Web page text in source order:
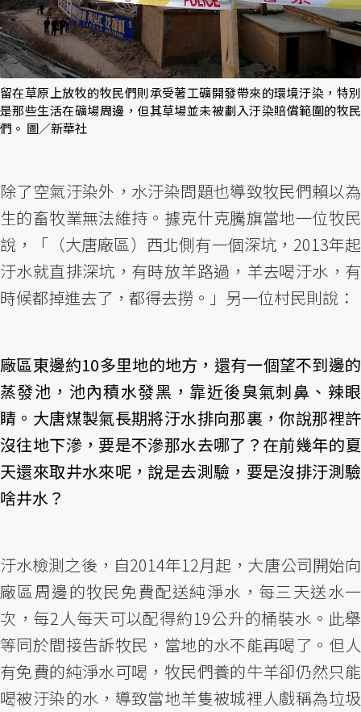
留在草原上放牧的牧民們則承受著工礦開發帶來的環境汙染，特別
是那些生活在礦場周邊，但其草場並未被劃入汙染賠償範圍的牧民
們。 圖／新華社
除了空氣汙染外，水汙染問題也導致牧民們賴以為
生的畜牧業無法維持。據克什克騰旗當地一位牧民
說，「（大唐廠區）西北側有一個深坑，2013年起
汙水就直排深坑，有時放羊路過，羊去喝汙水，有
時候都掉進去了，都得去撈。」另一位村民則說：
廠區東邊約10多里地的地方，還有一個望不到邊的
蒸發池，池內積水發黑，靠近後臭氣刺鼻、辣眼
睛。大唐煤製氣長期將汙水排向那裏，你說那裡許
沒往地下滲，要是不滲那水去哪了？在前幾年的夏
天還來取井水來呢，說是去測驗，要是沒排汙測驗
啥井水？
汙水檢測之後，自2014年12月起，大唐公司開始向
廠區周邊的牧民免費配送純淨水，每三天送水一
次，每2人每天可以配得約19公升的桶裝水。此舉
等同於間接告訴牧民，當地的水不能再喝了。但人
有免費的純淨水可喝，牧民們養的牛羊卻仍然只能
喝被汙染的水，導致當地羊隻被城裡人戲稱為垃圾